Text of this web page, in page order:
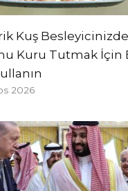
Kuş
Kuru Tutmak İçin
2026